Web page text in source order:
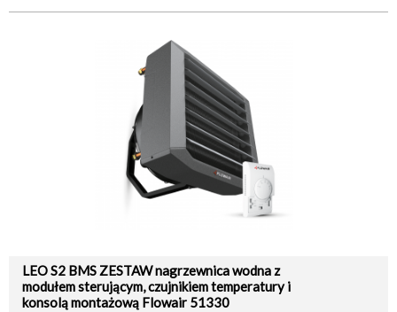
LEO S2 BMS ZESTAW nagrzewnica wodna z
modułem sterującym, czujnikiem temperatury i
konsolą montażową Flowair 51330